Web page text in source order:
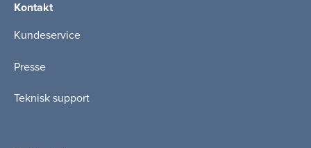
Kontakt
Kundeservice
Presse
Teknisk support